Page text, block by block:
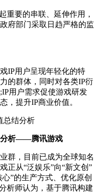
要的串联、延伸作用，
府部门采取日趋严格的监
用户呈现年轻化的特
的群体，同时对各类IP衍
用户需求促使游戏研发
，提升IP商业价值。
分析——腾讯游戏
，目前已成为全球知名
正从“泛娱乐”向“新文创”
”的生产方式、优化原创
析师认为，基于腾讯构建